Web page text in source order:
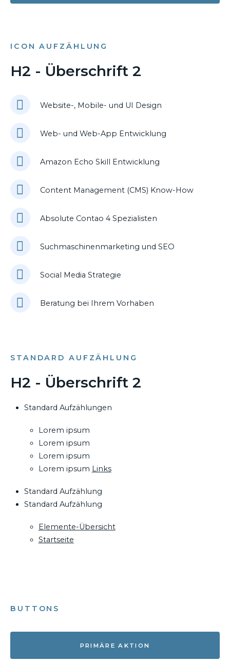
ICON AUFZÄHLUNG
H2 - Überschrift 2
Website-, Mobile- und UI Design
Web- und Web-App Entwicklung
Amazon Echo Skill Entwicklung
Content Management (CMS) Know-How
Absolute Contao 4 Spezialisten
Suchmaschinenmarketing und SEO
Social Media Strategie
Beratung bei Ihrem Vorhaben
STANDARD AUFZÄHLUNG
H2 - Überschrift 2
Standard Aufzählungen
Lorem ipsum
Lorem ipsum
Lorem ipsum
Lorem ipsum Links
Standard Aufzählung
Standard Aufzählung
Elemente-Übersicht
Startseite
BUTTONS
PRIMÄRE AKTION